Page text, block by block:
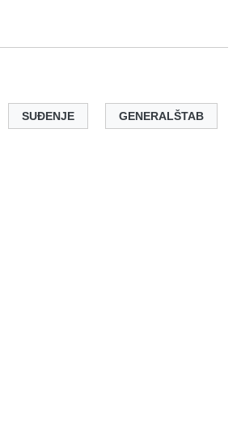
SUĐENJE GENERALŠTAB